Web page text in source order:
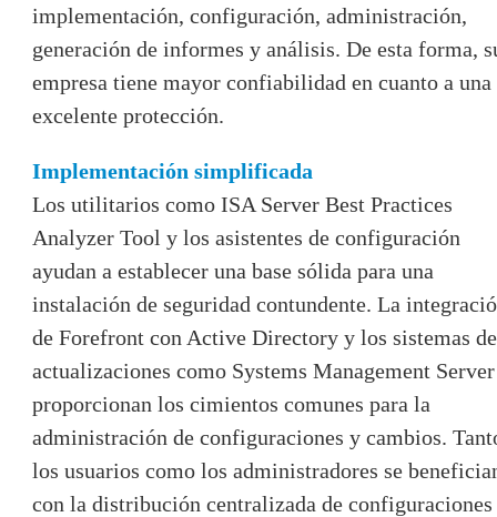
implementación, configuración, administración,
generación de informes y análisis. De esta forma,
empresa tiene mayor confiabilidad en cuanto a una
excelente protección.
Implementación simplificada
Los utilitarios como ISA Server Best Practices
Analyzer Tool y los asistentes de configuración
ayudan a establecer una base sólida para una
instalación de seguridad contundente. La
de Forefront con Active Directory y los sistemas de
actualizaciones como Systems Management Server
proporcionan los cimientos comunes para la
administración de configuraciones y cambios.
los usuarios como los administradores se
con la distribución centralizada de